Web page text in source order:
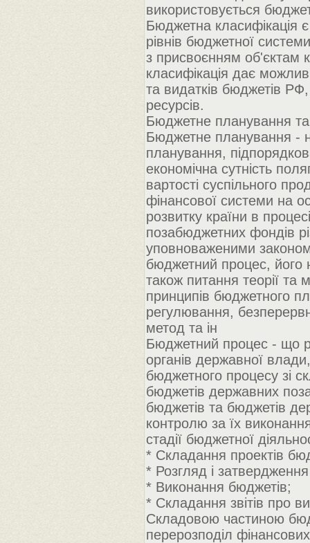
використовується
Бюджетна класифікація
рівнів бюджетної
з присвоєнням об'єктам
класифікація дає
та видатків бюджетів
ресурсів.
Бюджетне планування
Бюджетне планування -
планування,
економічна сутність
вартості суспільного
фінансової системи на
розвитку країни в
позабюджетних фондів
уповноваженими
бюджетний процес, його
також питання теорії та
принципів бюджетного
регулювання,
метод та ін
Бюджетний процес - що
органів державної
бюджетного процесу зі
бюджетів державних
бюджетів та бюджетів
контролю за їх
стадії бюджетної
* Складання проектів
* Розгляд і
* Виконання бюджетів;
* Складання звітів про
Складовою частиною
перерозподіл